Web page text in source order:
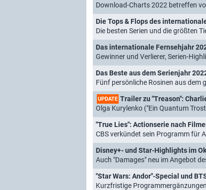
Download-Charts 2022 betreffen
Die Tops & Flops des
Die besten Serien und die größten
Das internationale Fernsehjahr
Gewinner und Verlierer, Serien-
Das Beste aus dem Serienjahr
Fünf persönliche Rosinen aus dem
UPDATE Trailer zu "Treason": Charlie
Olga Kurylenko ("Ein Quantum
"True Lies": Actionserie nach
CBS verkündet sein Programm für
Auch "Damages" neu im Angebot
"Star Wars: Andor"-Special und
Kurzfristige